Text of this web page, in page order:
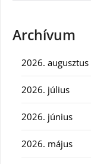
Archívum
2026. augusztus
2026. július
2026. június
2026. május